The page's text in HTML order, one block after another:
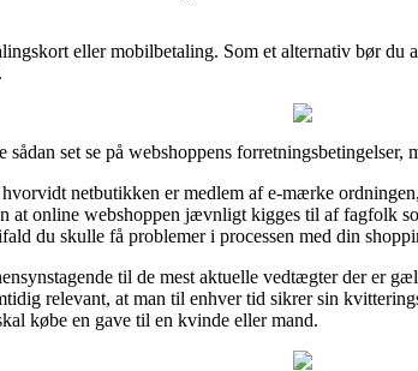
eller mobilbetaling. Som et alternativ bør
set se på webshoppens forretningsbetingelser,
netbutikken er medlem af e-mærke
at online webshoppen jævnligt kigges til af fagfolk
du skulle få problemer i processen med din
til de mest aktuelle vedtægter der er
relevant, at man til enhver tid sikrer sin
købe en gave til en kvinde eller mand.